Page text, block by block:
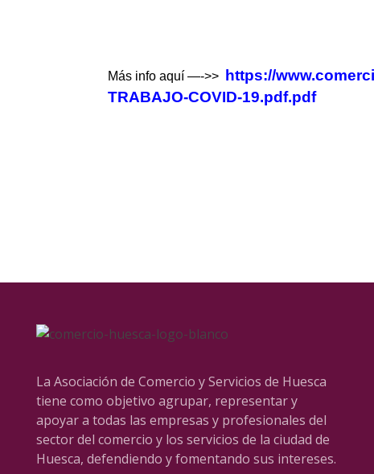
Más info aquí —->>
https://
TRABAJO-COVID-19.pdf.pdf
La Asociación de Comercio y Servicios de Huesca
tiene como objetivo agrupar, representar y
apoyar a todas las empresas y profesionales del
sector del comercio y los servicios de la ciudad de
Huesca, defendiendo y fomentando sus intereses.